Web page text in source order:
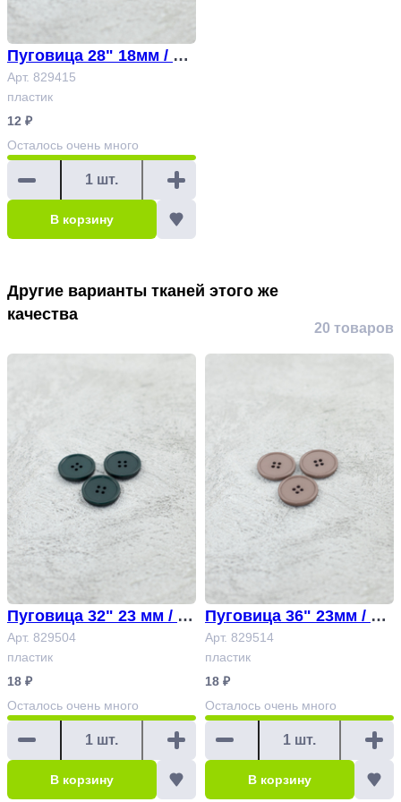
Пуговица 28" 18мм / пы
льно-оливковый Арт. 8
29415
Арт. 829415
пластик
12 ₽
Осталось очень много
В корзину
Другие варианты тканей этого же
качества
20 товаров
Пуговица 32" 23 мм / из
умрудный Арт. 829504
Арт. 829504
пластик
18 ₽
Осталось очень много
В корзину
Пуговица 36" 23мм / ла
тте Арт. 829514
Арт. 829514
пластик
18 ₽
Осталось очень много
В корзину